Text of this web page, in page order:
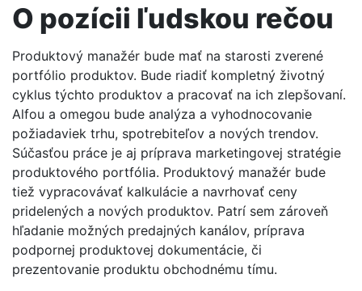
O pozícii ľudskou rečou
Produktový manažér bude mať na starosti zverené
portfólio produktov. Bude riadiť kompletný životný
cyklus týchto produktov a pracovať na ich zlepšovaní.
Alfou a omegou bude analýza a vyhodnocovanie
požiadaviek trhu, spotrebiteľov a nových trendov.
Súčasťou práce je aj príprava marketingovej stratégie
produktového portfólia. Produktový manažér bude
tiež vypracovávať kalkulácie a navrhovať ceny
pridelených a nových produktov. Patrí sem zároveň
hľadanie možných predajných kanálov, príprava
podpornej produktovej dokumentácie, či
prezentovanie produktu obchodnému tímu.